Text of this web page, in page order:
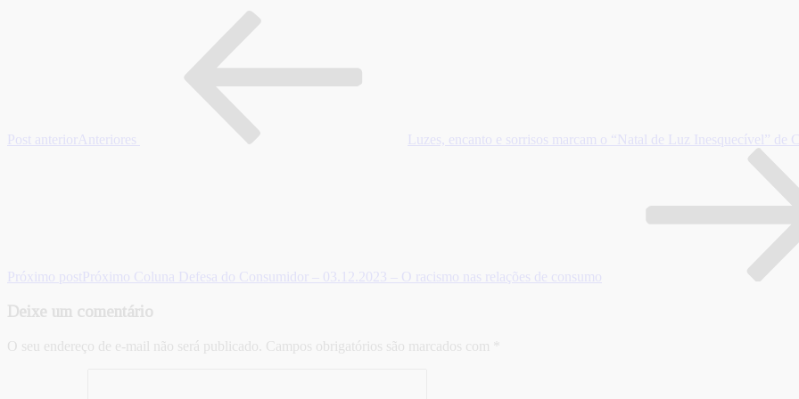
Post anterior Anteriores Luzes, encanto e sorrisos marcam o “Natal de Luz Inesquecível” de
Próximo post Próximo Coluna Defesa do Consumidor – 03.12.2023 – O racismo nas relações de consumo
Deixe um comentário
O seu endereço de e-mail não será publicado. Campos obrigatórios são marcados com